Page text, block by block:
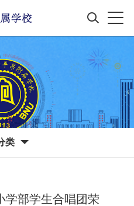
类
学部学生合唱团荣